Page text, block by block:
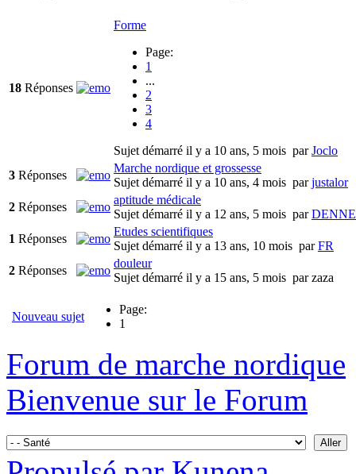
18 Réponses
Forme
Page:
1
...
2
3
4
Sujet démarré il y a 10 ans, 5 mois parJoclo
3 Réponses
Marche nordique et grossesse
Sujet démarré il y a 10 ans, 4 mois parjustalor
2 Réponses
aptitude médicale
Sujet démarré il y a 12 ans, 5 mois par
1 Réponses
Etudes scientifiques
Sujet démarré il y a 13 ans, 10 mois parFR
2 Réponses
douleur
Sujet démarré il y a 15 ans, 5 mois parzaza
Nouveau sujet
Page:
1
Forum de marche nordique
Bienvenue sur le Forum